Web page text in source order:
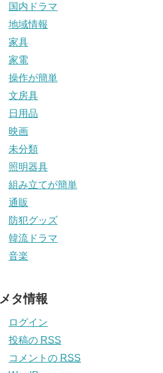
国内ドラマ
地域情報
家具
家電
操作が簡単
文房具
日用品
映画
未分類
照明器具
組み立てが簡単
通販
防犯グッズ
韓流ドラマ
音楽
メタ情報
ログイン
投稿の RSS
コメントの RSS